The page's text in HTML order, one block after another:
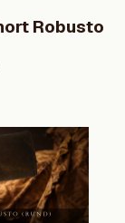
Robusto